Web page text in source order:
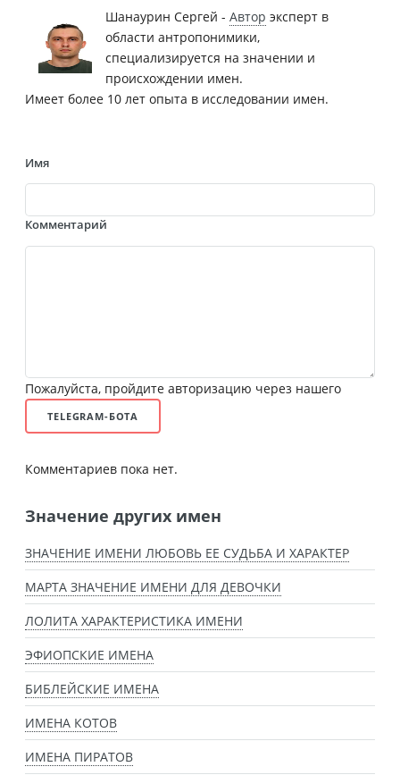
Шанаурин Сергей - Автор эксперт в
области антропонимики,
специализируется на значении и
происхождении имен.
Имеет более 10 лет опыта в исследовании имен.
Имя
Комментарий
Пожалуйста, пройдите авторизацию через нашего
TELEGRAM-БОТА
Комментариев пока нет.
Значение других имен
ЗНАЧЕНИЕ ИМЕНИ ЛЮБОВЬ ЕЕ СУДЬБА И ХАРАКТЕР
МАРТА ЗНАЧЕНИЕ ИМЕНИ ДЛЯ ДЕВОЧКИ
ЛОЛИТА ХАРАКТЕРИСТИКА ИМЕНИ
ЭФИОПСКИЕ ИМЕНА
БИБЛЕЙСКИЕ ИМЕНА
ИМЕНА КОТОВ
ИМЕНА ПИРАТОВ